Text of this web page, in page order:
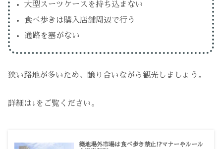
大型スーツケースを持ち込まない
食べ歩きは購入店舗周辺で行う
通路を塞がない
狭い路地が多いため、譲り合いながら観光しましょう。
詳細は↓をご覧ください。
築地場外市場は食べ歩き禁止!?マナーやルール